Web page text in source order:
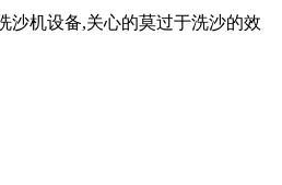
沙机设备,关心的莫过于洗沙的效